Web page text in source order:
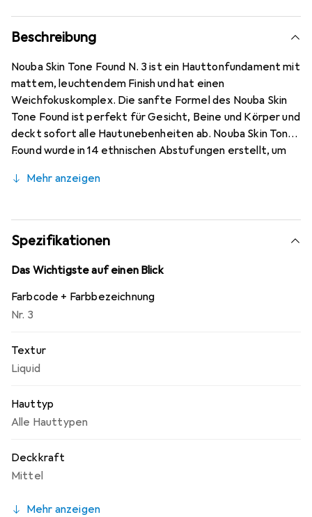
Beschreibung
Nouba Skin Tone Found N. 3 ist ein Hauttonfundament mit
mattem, leuchtendem Finish und hat einen
Weichfokuskomplex. Die sanfte Formel des Nouba Skin
Tone Found ist perfekt für Gesicht, Beine und Körper und
deckt sofort alle Hautunebenheiten ab. Nouba Skin Tone
Found wurde in 14 ethnischen Abstufungen erstellt, um
befriedigen. Nouba Skin Tone Found hat eine lange
Mehr anzeigen
Spezifikationen
Das Wichtigste auf einen Blick
Farbcode + Farbbezeichnung
Nr. 3
Textur
Liquid
Hauttyp
Alle Hauttypen
Deckkraft
Mittel
Mehr anzeigen